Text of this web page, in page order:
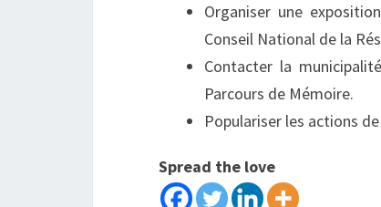
Organiser une
Conseil National de la
Contacter la
Parcours de Mémoire.
Populariser les actions
Spread the love